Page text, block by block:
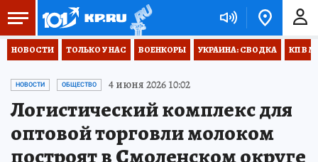
НОВОСТИ ТОЛЬКО У НАС ВОЕНКОРЫ УКРАИНА: СВОДКА КП В
НОВОСТИ ОБЩЕСТВО 4 июня 2026 10:02
Логистический комплекс для
оптовой торговли молоком
построят в Смоленском округе